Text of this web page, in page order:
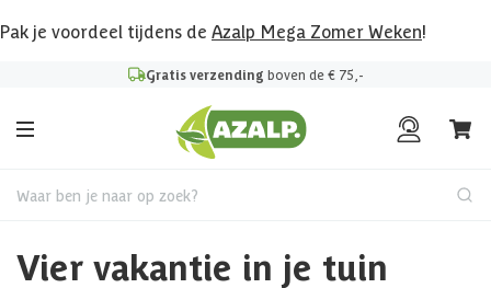
Pak je voordeel tijdens de Azalp Mega Zomer Weken!
Gratis verzending boven de € 75,-
Waar ben je naar op zoek?
Vier vakantie in je tuin